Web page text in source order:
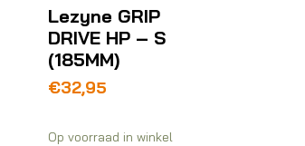
Lezyne GRIP
DRIVE HP – S
(185MM)
€32,95
Op voorraad in winkel